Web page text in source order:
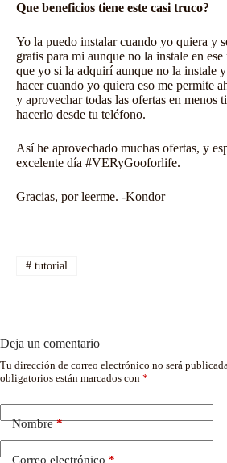
Que beneficios tiene este casi truco?
Yo la puedo instalar cuando yo quiera y
gratis para mi aunque no la instale en
que yo si la adquirí aunque no la instale
hacer cuando yo quiera eso me permite
y aprovechar todas las ofertas en menos
hacerlo desde tu teléfono.
Así he aprovechado muchas ofertas, y
excelente día #VERyGooforlife.
Gracias, por leerme. -Kondor
#tutorial
Deja un comentario
Tu dirección de correo electrónico no será publicada.
obligatorios están marcados con *
Nombre*
Correo electrónico*